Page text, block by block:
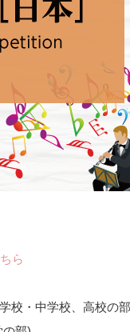
ら
校・中学校、高校の